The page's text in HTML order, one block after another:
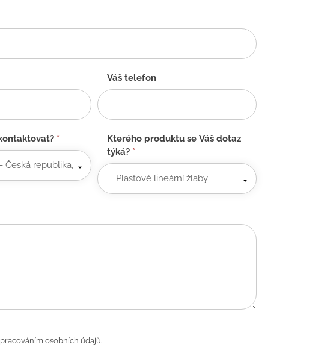
Váš telefon
*
Kterého produktu se Váš dotaz
týká? *
osobních údajů.